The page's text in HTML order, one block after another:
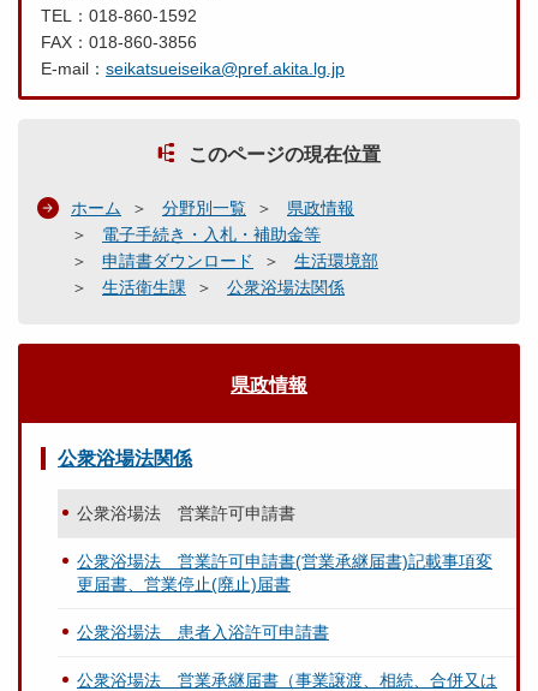
TEL：018-860-1592
FAX：018-860-3856
E-mail： seikatsueiseika@pref.akita.lg.jp
このページの現在位置
ホーム 分野別一覧
県政情報
電子手続き・入札・補助金等
申請書ダウンロード
生活環境部
生活衛生課
公衆浴場法関係
県政情報
公衆浴場法関係
公衆浴場法 営業許可申請書
公衆浴場法 営業許可申請書(営業承継届書)記載事項変
更届書、営業停止(廃止)届書
公衆浴場法 患者入浴許可申請書
公衆浴場法 営業承継届書（事業譲渡、相続、合併又は